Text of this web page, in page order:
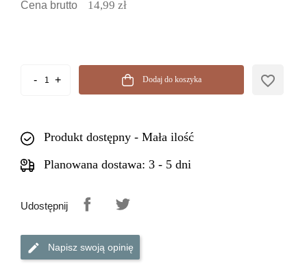
Cena brutto 14,99 zł
Dodaj do koszyka favorite_border
Produkt dostępny - Mała ilość
Planowana dostawa: 3 - 5 dni
Udostępnij
Napisz swoją opinię